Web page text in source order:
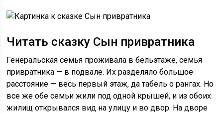
Читать сказку Сын привратника
Генеральская семья проживала в бельэтаже, семья
привратника — в подвале. Их разделяло большое
расстояние — весь первый этаж, да табель о рангах. Но
все же обе семьи жили под одной крышей, и из обоих
жилищ открывался вид на улицу и во двор. На дворе